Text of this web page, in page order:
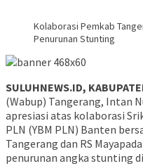
Kolaborasi Pemkab
Penurunan Stunting
SULUHNEWS.ID,
(Wabup) Tangerang, Intan
apresiasi atas kolaborasi
PLN (YBM PLN) Banten
Tangerang dan RS
penurunan angka stunting